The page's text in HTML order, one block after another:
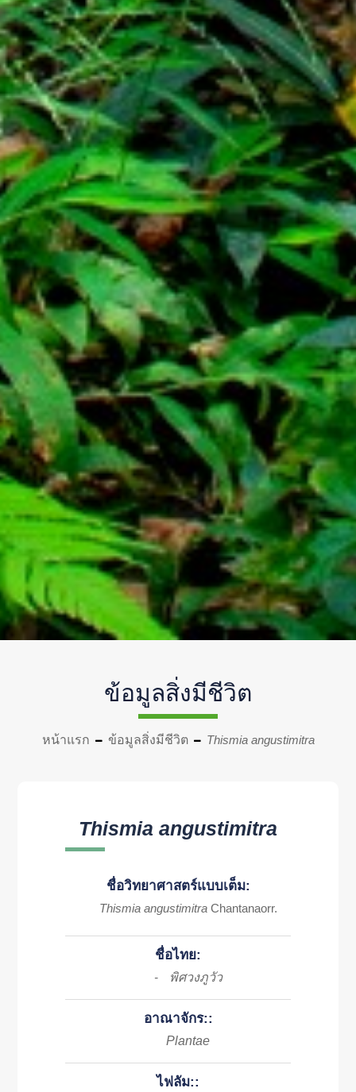
ข้อมูลสิ่งมีชีวิต
หน้าแรก ข้อมูลสิ่งมีชีวิต Thismia angustimitra
Thismia angustimitra
ชื่อวิทยาศาสตร์แบบเต็ม:
Thismia angustimitra Chantanaorr.
ชื่อไทย:
- พิศวงภูวัว
อาณาจักร::
Plantae
ไฟลัม::